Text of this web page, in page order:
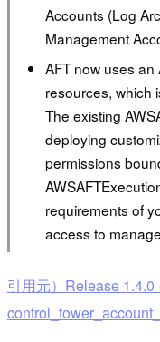
Accounts (Log
Management
AFT now uses an
resources, which
The existing
deploying
permissions
requirements of
access to
引用元）Release 1.4.0